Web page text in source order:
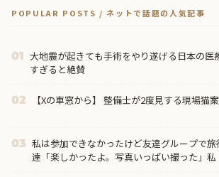
POPULAR POSTS / ネットで話題の人気記事
01 大地震が起きても手術をやり遂げる日本の医
すぎると絶賛
02 【Xの車窓から】 整備士が2度見する現場猫
03 私は参加できなかったけど友達グループで
達「楽しかったよ。写真いっぱい撮った」